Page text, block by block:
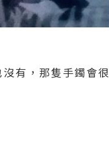
有，那隻手鐲會很